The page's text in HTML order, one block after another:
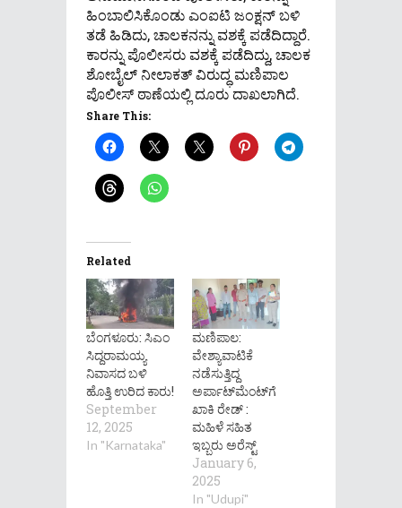
ಹಿಂಬಾಲಿಸಿಕೊಂಡು ಎಂಐಟಿ ಜಂಕ್ಷನ್ ಬಳಿ
ತಡೆ ಹಿಡಿದು, ಚಾಲಕನನ್ನು ವಶಕ್ಕೆ ಪಡೆದಿದ್ದಾರೆ.
ಕಾರನ್ನು ಪೊಲೀಸರು ವಶಕ್ಕೆ ಪಡೆದಿದ್ದು, ಚಾಲಕ
ಶೋಬೈಲ್ ನೀಲಾಕತ್ ವಿರುದ್ಧ ಮಣಿಪಾಲ
ಪೊಲೀಸ್ ಠಾಣೆಯಲ್ಲಿ ದೂರು ದಾಖಲಾಗಿದೆ.
Share This:
Related
ಬೆಂಗಳೂರು: ಸಿಎಂ
ಸಿದ್ದರಾಮಯ್ಯ
ನಿವಾಸದ ಬಳಿ
ಹೊತ್ತಿ ಉರಿದ ಕಾರು!
September
12, 2025
In "Karnataka"
ಮಣಿಪಾಲ:
ವೇಶ್ಯಾವಾಟಿಕೆ
ನಡೆಸುತ್ತಿದ್ದ
ಅರ್ಪಾಟ್‌‌ಮೆಂಟ್‌‌ಗೆ
ಖಾಕಿ ರೇಡ್ :
ಮಹಿಳೆ ಸಹಿತ
ಇಬ್ಬರು ಅರೆಸ್ಟ್
January 6,
2025
In "Udupi"